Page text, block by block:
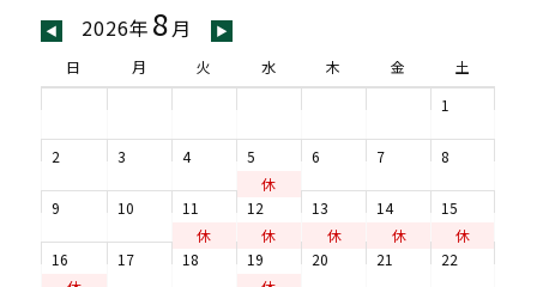
◀ 2026年 8 月 ▶
日 月 火 水 木 金
土
1
2 3 4
5
休
6 7 8
9 10
11
休
12
休
13
休
14
休
15
休
16
17 18
19
20 21 22